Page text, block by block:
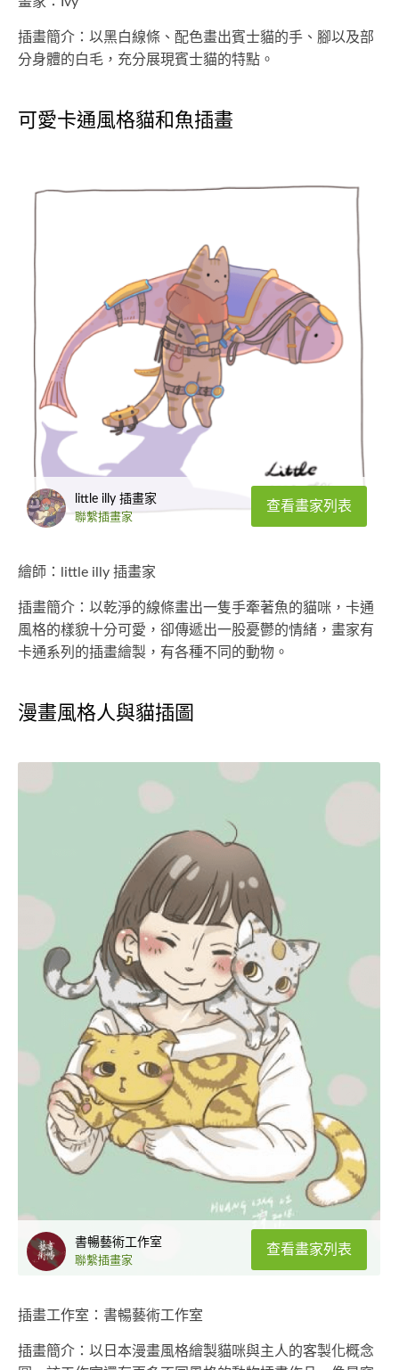
插畫簡介：以黑白線條、配色畫出賓士貓的手、腳以及部
分身體的白毛，充分展現賓士貓的特點。
可愛卡通風格貓和魚插畫
little illy 插畫家
聯繫插畫家
查看畫家列表
繪師：little illy 插畫家
插畫簡介：以乾淨的線條畫出一隻手牽著魚的貓咪，卡通
風格的樣貌十分可愛，卻傳遞出一股憂鬱的情緒，畫家有
卡通系列的插畫繪製，有各種不同的動物。
漫畫風格人與貓插圖
書暢藝術工作室
聯繫插畫家
查看畫家列表
插畫工作室：書暢藝術工作室
插畫簡介：以日本漫畫風格繪製貓咪與主人的客製化概念